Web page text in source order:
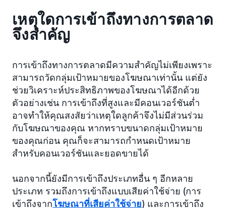
เหตุใดการเข้าถึงทางการตลาด
จึงสำคัญ
การเข้าถึงทางการตลาดมีความสำคัญไม่เพียงเพราะ
สามารถวัดกลุ่มเป้าหมายของโฆษณาเท่านั้น แต่ยัง
ช่วยวิเคราะห์ประสิทธิภาพของโฆษณาได้อีกด้วย
ตัวอย่างเช่น การเข้าถึงที่สูงและมีคอนเวอร์ชันต่ำ
อาจทำให้คุณสงสัยว่าเหตุใดลูกค้าจึงไม่มีส่วนร่วม
กับโฆษณาของคุณ หากทราบขนาดกลุ่มเป้าหมาย
ของคุณก่อน คุณก็จะสามารถกำหนดเป้าหมาย
สำหรับคอนเวอร์ชันและยอดขายได้
นอกจากนี้ยังมีการเข้าถึงประเภทอื่น ๆ อีกหลาย
ประเภท รวมถึงการเข้าถึงแบบเสียค่าใช้จ่าย (การ
เข้าถึงจากโฆษณาที่เสียค่าใช้จ่าย) และการเข้าถึง